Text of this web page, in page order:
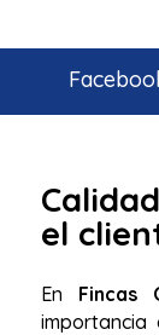
el
En Fincas